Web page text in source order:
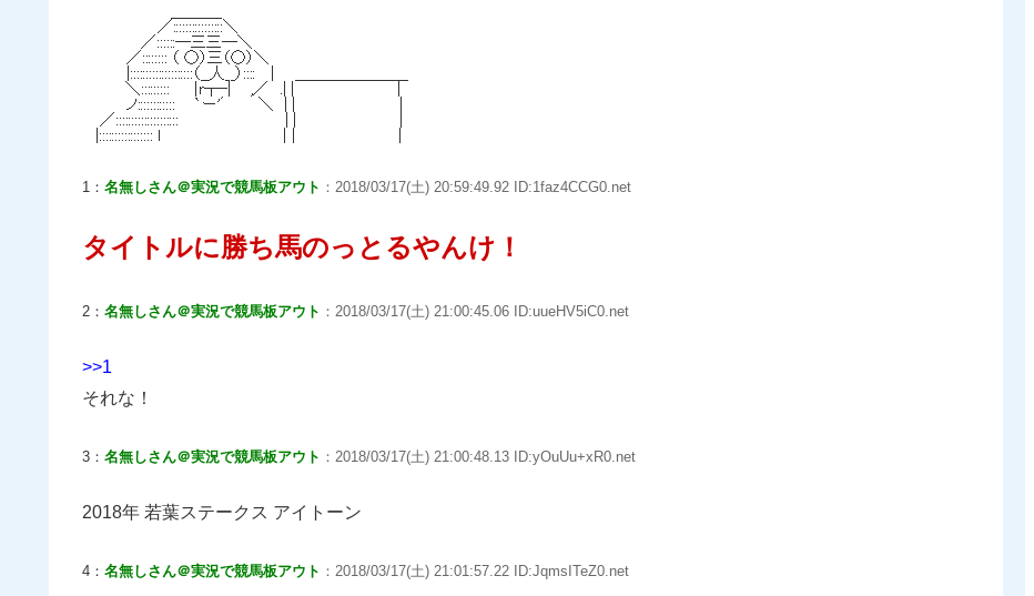
1： 名無しさん＠実況で競馬板アウト ：2018/03/17(土) 20:59:49.92 ID:1faz4CCG0.net
タイトルに勝ち馬のっとるやんけ！
2： 名無しさん＠実況で競馬板アウト ：2018/03/17(土) 21:00:45.06 ID:uueHV5iC0.net
>>1
それな！
3： 名無しさん＠実況で競馬板アウト ：2018/03/17(土) 21:00:48.13 ID:yOuUu+xR0.net
2018年 若葉ステークス アイトーン
4： 名無しさん＠実況で競馬板アウト ：2018/03/17(土) 21:01:57.22 ID:JqmsITeZ0.net